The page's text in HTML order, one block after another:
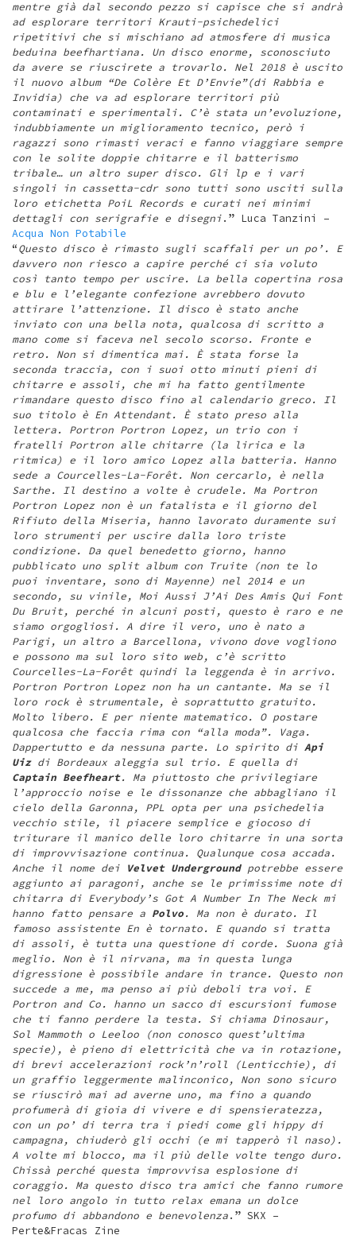
mentre già dal secondo pezzo si capisce che si andrà
ad esplorare territori Krauti-psichedelici
ripetitivi che si mischiano ad atmosfere di musica
beduina beefhartiana. Un disco enorme, sconosciuto
da avere se riuscirete a trovarlo. Nel 2018 è uscito
il nuovo album “De Colère Et D’Envie”(di Rabbia e
Invidia) che va ad esplorare territori più
contaminati e sperimentali. C’è stata un’evoluzione,
indubbiamente un miglioramento tecnico, però i
ragazzi sono rimasti veraci e fanno viaggiare sempre
con le solite doppie chitarre e il batterismo
tribale… un altro super disco. Gli lp e i vari
singoli in cassetta-cdr sono tutti sono usciti sulla
loro etichetta PoiL Records e curati nei minimi
dettagli con serigrafie e disegni.” Luca Tanzini –
Acqua Non Potabile
“Questo disco è rimasto sugli scaffali per un po’. E
davvero non riesco a capire perché ci sia voluto
così tanto tempo per uscire. La bella copertina rosa
e blu e l’elegante confezione avrebbero dovuto
attirare l’attenzione. Il disco è stato anche
inviato con una bella nota, qualcosa di scritto a
mano come si faceva nel secolo scorso. Fronte e
retro. Non si dimentica mai. È stata forse la
seconda traccia, con i suoi otto minuti pieni di
chitarre e assoli, che mi ha fatto gentilmente
rimandare questo disco fino al calendario greco. Il
suo titolo è En Attendant. È stato preso alla
lettera. Portron Portron Lopez, un trio con i
fratelli Portron alle chitarre (la lirica e la
ritmica) e il loro amico Lopez alla batteria. Hanno
sede a Courcelles-La-Forêt. Non cercarlo, è nella
Sarthe. Il destino a volte è crudele. Ma Portron
Portron Lopez non è un fatalista e il giorno del
Rifiuto della Miseria, hanno lavorato duramente sui
loro strumenti per uscire dalla loro triste
condizione. Da quel benedetto giorno, hanno
pubblicato uno split album con Truite (non te lo
puoi inventare, sono di Mayenne) nel 2014 e un
secondo, su vinile, Moi Aussi J’Ai Des Amis Qui Font
Du Bruit, perché in alcuni posti, questo è raro e ne
siamo orgogliosi. A dire il vero, uno è nato a
Parigi, un altro a Barcellona, vivono dove vogliono
e possono ma sul loro sito web, c’è scritto
Courcelles-La-Forêt quindi la leggenda è in arrivo.
Portron Portron Lopez non ha un cantante. Ma se il
loro rock è strumentale, è soprattutto gratuito.
Molto libero. E per niente matematico. O postare
qualcosa che faccia rima con “alla moda”. Vaga.
Dappertutto e da nessuna parte. Lo spirito di Api
Uizdi Bordeaux aleggia sul trio. E quella di
Captain Beefheart. Ma piuttosto che privilegiare
l’approccio noise e le dissonanze che abbagliano il
cielo della Garonna, PPL opta per una psichedelia
vecchio stile, il piacere semplice e giocoso di
triturare il manico delle loro chitarre in una sorta
di improvvisazione continua. Qualunque cosa accada.
Anche il nome dei Velvet Undergroundpotrebbe essere
aggiunto ai paragoni, anche se le primissime note di
chitarra di Everybody’s Got A Number In The Neck mi
hanno fatto pensare a Polvo. Ma non è durato. Il
famoso assistente En è tornato. E quando si tratta
di assoli, è tutta una questione di corde. Suona già
meglio. Non è il nirvana, ma in questa lunga
digressione è possibile andare in trance. Questo non
succede a me, ma penso ai più deboli tra voi. E
Portron and Co. hanno un sacco di escursioni fumose
che ti fanno perdere la testa. Si chiama Dinosaur,
Sol Mammoth o Leeloo (non conosco quest’ultima
specie), è pieno di elettricità che va in rotazione,
di brevi accelerazioni rock’n’roll (Lenticchie), di
un graffio leggermente malinconico, Non sono sicuro
se riuscirò mai ad averne uno, ma fino a quando
profumerà di gioia di vivere e di spensieratezza,
con un po’ di terra tra i piedi come gli hippy di
campagna, chiuderò gli occhi (e mi tapperò il naso).
A volte mi blocco, ma il più delle volte tengo duro.
Chissà perché questa improvvisa esplosione di
coraggio. Ma questo disco tra amici che fanno rumore
nel loro angolo in tutto relax emana un dolce
profumo di abbandono e benevolenza.” SKX –
Perte&Fracas Zine